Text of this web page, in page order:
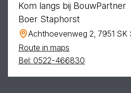
Kom langs bij BouwPartner
Boer Staphorst
Achthoevenweg 2, 7951 SK
Route in maps
Bel: 0522-466830